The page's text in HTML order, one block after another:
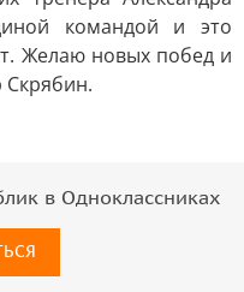
командой и это
Желаю новых побед и
Скрябин.
в Одноклассниках